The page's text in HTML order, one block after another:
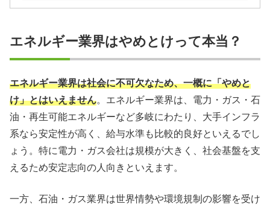
エネルギー業界に向いてる人の特徴
エネルギー業界における今後の展望
エネルギー業界への就職・転職のポイント
エネルギー業界に関するよくある質問
エネルギー業界はやめとけって本当？
エネルギー業界は社会に不可欠なため、一概に「やめと
け」とはいえません。エネルギー業界は、電力・ガス・石
油・再生可能エネルギーなど多岐にわたり、大手インフラ
系なら安定性が高く、給与水準も比較的良好といえるでし
ょう。特に電力・ガス会社は規模が大きく、社会基盤を支
えるため安定志向の人向きといえます。
一方、石油・ガス業界は世界情勢や環境規制の影響を受け